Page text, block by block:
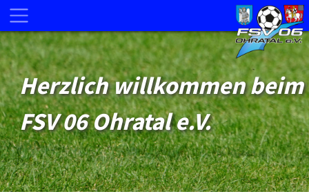
Herzlich willkommen beim
FSV 06 Ohratal e.V.